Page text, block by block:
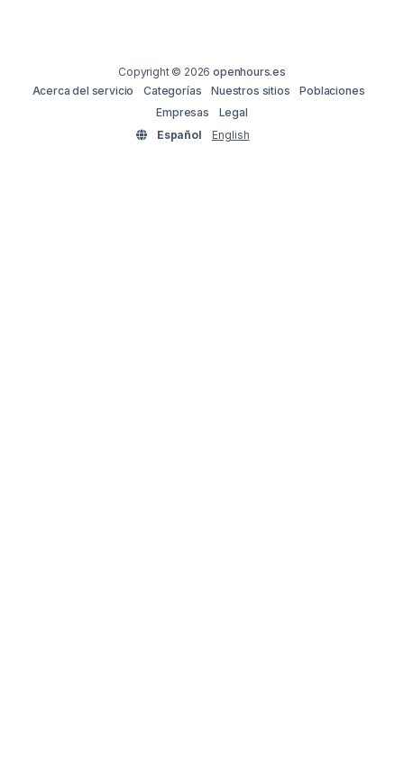
Copyright © 2026openhours.es
Acerca del servicio
Categorías Nuestros sitios
Poblaciones
Empresas
Legal
Español
English